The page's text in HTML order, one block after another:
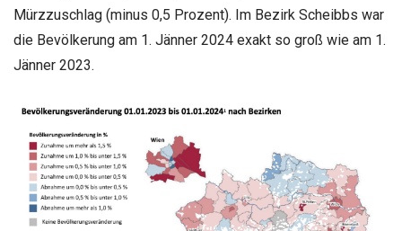
Mürzzuschlag (minus 0,5 Prozent). Im Bezirk Scheibbs war
die Bevölkerung am 1. Jänner 2024 exakt so groß wie am 1.
Jänner 2023.